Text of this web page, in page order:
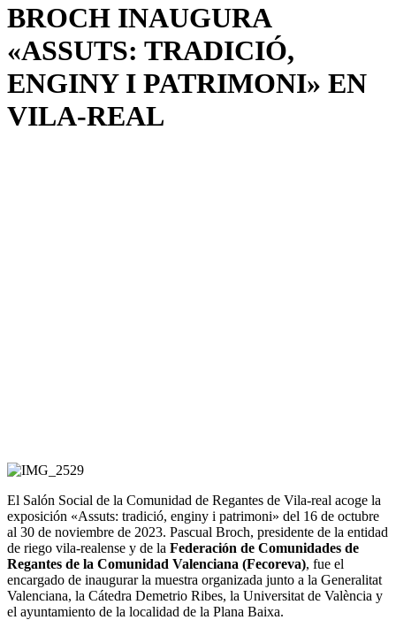
BROCH INAUGURA
«ASSUTS: TRADICIÓ,
ENGINY I PATRIMONI» EN
VILA-REAL
El Salón Social de la Comunidad de Regantes de Vila-real acoge la
exposición «Assuts: tradició, enginy i patrimoni» del 16 de octubre
al 30 de noviembre de 2023. Pascual Broch, presidente de la entidad
de riego vila-realense y de la Federación de Comunidades de
Regantes de la Comunidad Valenciana (Fecoreva), fue el
encargado de inaugurar la muestra organizada junto a la Generalitat
Valenciana, la Cátedra Demetrio Ribes, la Universitat de València y
el ayuntamiento de la localidad de la Plana Baixa.